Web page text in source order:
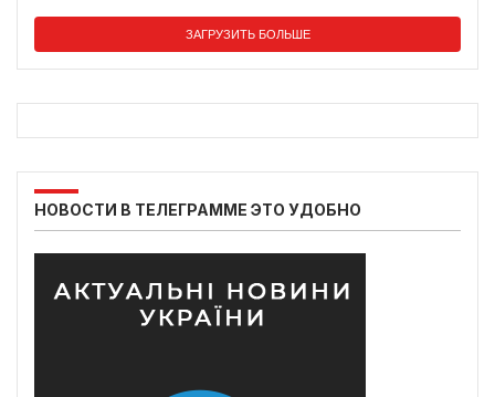
ЗАГРУЗИТЬ БОЛЬШЕ
НОВОСТИ В ТЕЛЕГРАММЕ ЭТО УДОБНО